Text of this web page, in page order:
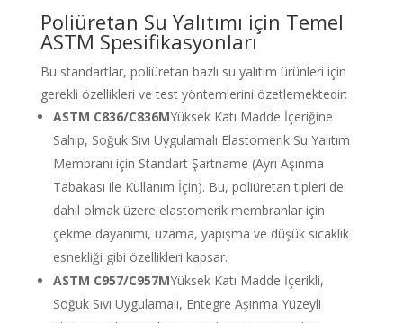
Poliüretan Su Yalıtımı için Temel
ASTM Spesifikasyonları
Bu standartlar, poliüretan bazlı su yalıtım ürünleri için
gerekli özellikleri ve test yöntemlerini özetlemektedir:
ASTM C836/C836MYüksek Katı Madde İçeriğine
Sahip, Soğuk Sıvı Uygulamalı Elastomerik Su Yalıtım
Membranı için Standart Şartname (Ayrı Aşınma
Tabakası ile Kullanım İçin). Bu, poliüretan tipleri de
dahil olmak üzere elastomerik membranlar için
çekme dayanımı, uzama, yapışma ve düşük sıcaklık
esnekliği gibi özellikleri kapsar.
ASTM C957/C957MYüksek Katı Madde İçerikli,
Soğuk Sıvı Uygulamalı, Entegre Aşınma Yüzeyli
Indonesian
German
French
Portuguese (Brazil)
English (South Africa)
Italian
English (Canada)
Spanish (Spain)
English (Australia)